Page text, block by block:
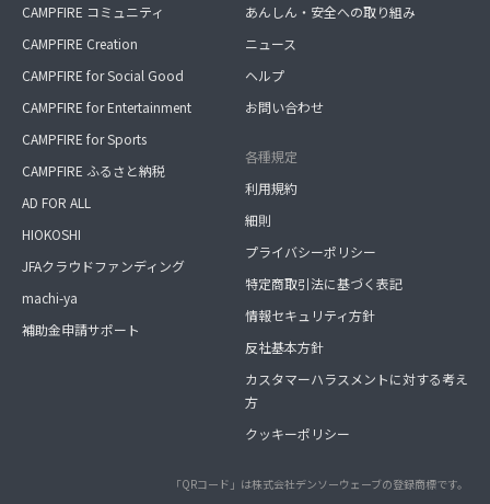
CAMPFIRE コミュニティ
CAMPFIRE Creation
CAMPFIRE for Social Good
CAMPFIRE for Entertainment
CAMPFIRE for Sports
CAMPFIRE ふるさと納税
AD FOR ALL
HIOKOSHI
JFAクラウドファンディング
machi-ya
補助金申請サポート
あんしん・安全への取り組み
ニュース
ヘルプ
お問い合わせ
各種規定
利用規約
細則
プライバシーポリシー
特定商取引法に基づく表記
情報セキュリティ方針
反社基本方針
カスタマーハラスメントに対する考え
方
クッキーポリシー
「QRコード」は株式会社デンソーウェーブの登録商標です。